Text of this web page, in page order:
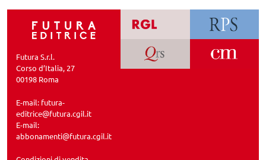
Futura S.r.l.
Corso d’Italia, 27
00198 Roma
E-mail: futura-
editrice@futura.cgil.it
E-mail:
abbonamenti@futura.cgil.it